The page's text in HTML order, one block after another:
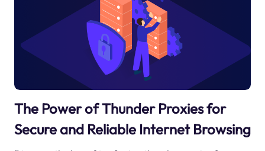
The Power of Thunder Proxies for
Secure and Reliable Internet Browsing